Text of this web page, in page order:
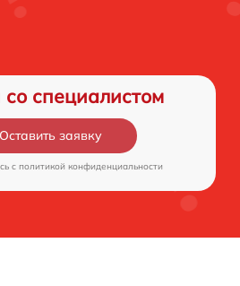
со специалистом
Оставить заявку
c политикой конфиденциальности